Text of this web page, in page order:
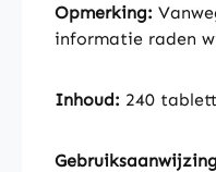
Opmerking:
informatie raden
Inhoud: 240